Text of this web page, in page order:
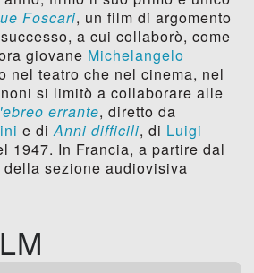
Foscari, un film di argomento
a cui collaborò, come
giovane Michelangelo
nel teatro che nel cinema, nel
si limitò a collaborare alle
errante, diretto da
e diAnni difficili, di Luigi
1947. In Francia, a partire dal
sezione audiovisiva